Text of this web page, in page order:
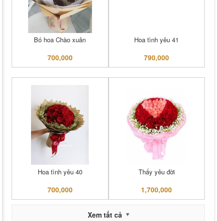
Bó hoa Chào xuân
700,000
Hoa tình yêu 41
790,000
Hoa tình yêu 40
700,000
Thấy yêu đời
1,700,000
Xem tất cả